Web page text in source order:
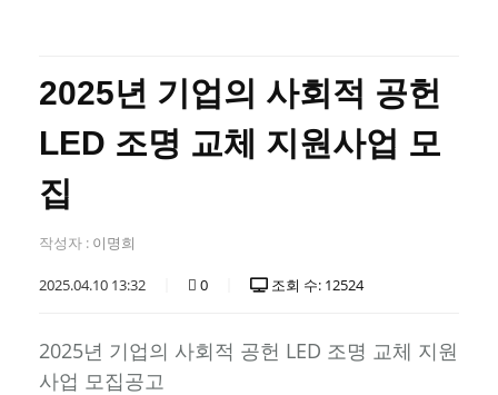
2025년 기업의 사회적 공헌
LED 조명 교체 지원사업 모
집
작성자 : 이명희
2025.04.10 13:32 0 조회 수: 12524
2025년 기업의 사회적 공헌 LED 조명 교체 지원
사업 모집공고